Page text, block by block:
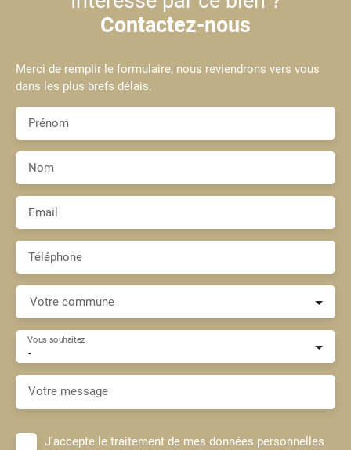
Contactez-nous
Merci de remplir le formulaire, nous reviendrons vers vous
dans les plus brefs délais.
Prénom
Nom
Email
Téléphone
Votre commune
-
Vous souhaitez
Votre message
J'accepte le traitement de mes données personnelles